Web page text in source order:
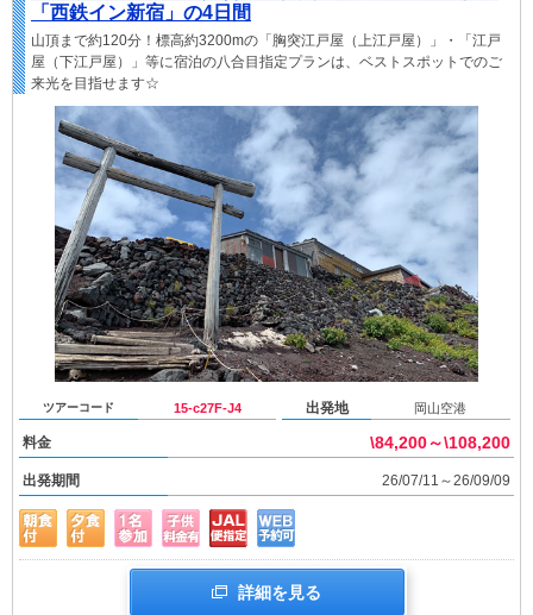
「西鉄イン新宿」の4日間
山頂まで約120分！標高約3200mの「胸突江戸屋（上江戸屋）」・「江戸
屋（下江戸屋）」等に宿泊の八合目指定プランは、ベストスポットでのご
来光を目指せます☆
ツアーコード 15-c27F-J4 出発地 岡山空港
料金 \84,200～\108,200
出発期間 26/07/11～26/09/09
詳細を見る